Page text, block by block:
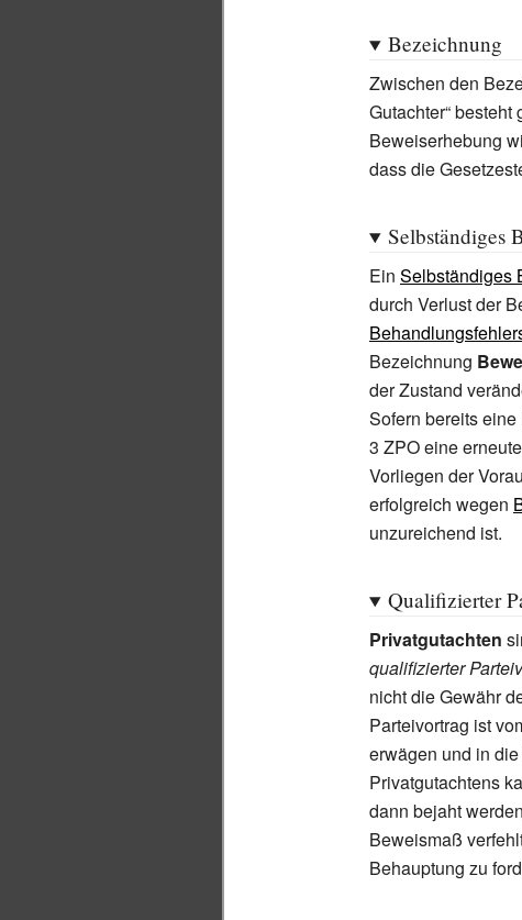
Bezeichnung
Zwischen den
Gutachter“
Beweiserhebung
dass die
Selbständiges
Ein Selbständiges
durch Verlust der
Bezeichnung
der Zustand
Sofern bereits
3 ZPO eine
Vorliegen der
erfolgreich wegen
unzureichend ist.
Qualifizierter
Privatgutachten
qualifizierter
nicht die Gewähr
Parteivortrag ist
erwägen und in
Privatgutachtens
dann bejaht
Beweismaß
Behauptung zu